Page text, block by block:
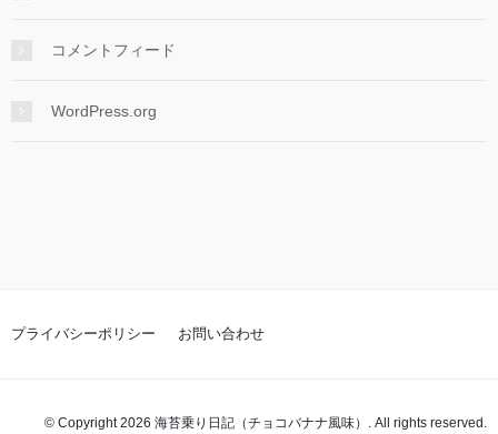
コメントフィード
WordPress.org
プライバシーポリシー お問い合わせ
© Copyright 2026 海苔乗り日記（チョコバナナ風味）. All rights reserved.